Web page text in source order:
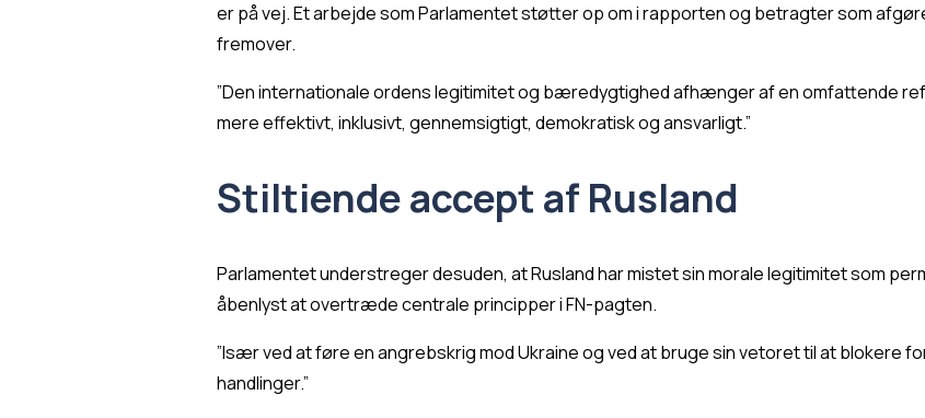
er på vej. Et arbejde som Parlamentet støtter op om i rapporten og betragter som
fremover.
”Den internationale ordens legitimitet og bæredygtighed afhænger af en omfattende
mere effektivt, inklusivt, gennemsigtigt, demokratisk og ansvarligt.”
Stiltiende accept af Rusland
Parlamentet understreger desuden, at Rusland har mistet sin morale legitimitet som
åbenlyst at overtræde centrale principper i FN-pagten.
”Især ved at føre en angrebskrig mod Ukraine og ved at bruge sin vetoret til at blokere
handlinger.”